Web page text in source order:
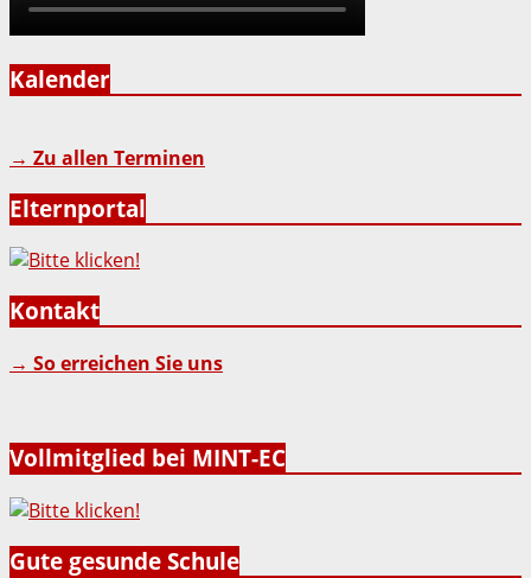
Kalender
→ Zu allen Terminen
Elternportal
Kontakt
→ So erreichen Sie uns
Vollmitglied bei MINT-EC
Gute gesunde Schule